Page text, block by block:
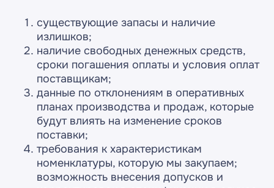
существующие запасы и наличие
излишков;
наличие свободных денежных средств,
сроки погашения оплаты и условия оплат
поставщикам;
данные по отклонениям в оперативных
планах производства и продаж, которые
будут влиять на изменение сроков
поставки;
требования к характеристикам
номенклатуры, которую мы закупаем;
возможность внесения допусков и
Подписаться на рассылку
по автоматизации бизнеса
на 1С